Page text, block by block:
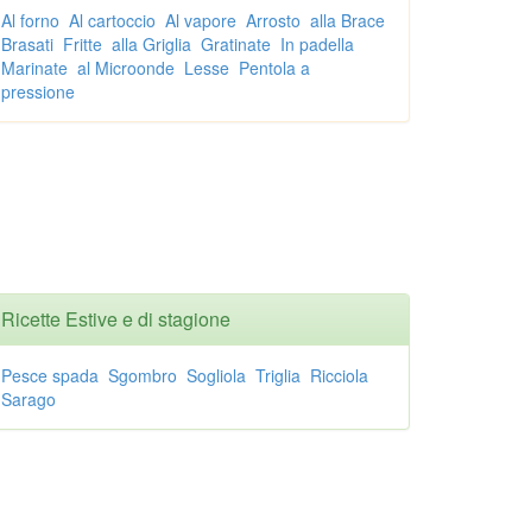
Al forno Al cartoccio Al vapore Arrosto alla Brace
Brasati Fritte alla Griglia Gratinate In padella
Marinate al Microonde Lesse Pentola a
pressione
Ricette Estive e di stagione
Pesce spada Sgombro Sogliola Triglia Ricciola
Sarago